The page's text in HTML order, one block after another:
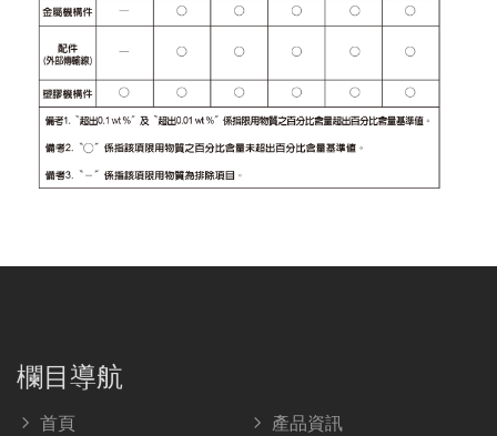
欄目導航
首頁
產品資訊